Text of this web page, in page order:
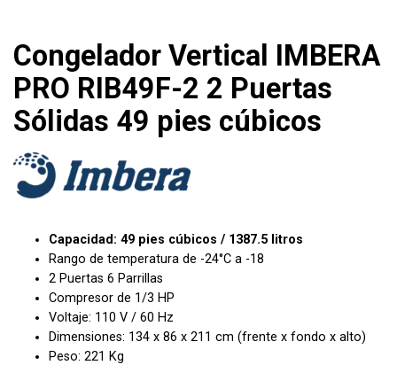
Congelador Vertical IMBERA
PRO RIB49F-2 2 Puertas
Sólidas 49 pies cúbicos
Capacidad: 49 pies cúbicos / 1387.5 litros
Rango de temperatura de -24°C a -18
2 Puertas 6 Parrillas
Compresor de 1/3 HP
Voltaje: 110 V / 60 Hz
Dimensiones: 134 x 86 x 211 cm (frente x fondo x alto)
Peso: 221 Kg